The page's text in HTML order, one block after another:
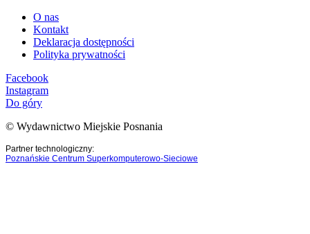
O nas
Kontakt
Deklaracja dostępności
Polityka prywatności
Facebook
Instagram
Do góry
© Wydawnictwo Miejskie Posnania
Partner technologiczny:
Poznańskie Centrum Superkomputerowo-Sieciowe